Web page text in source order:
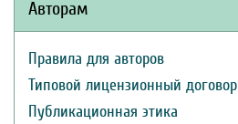
Авторам
Правила для авторов
Типовой лицензионный договор
Публикационная этика